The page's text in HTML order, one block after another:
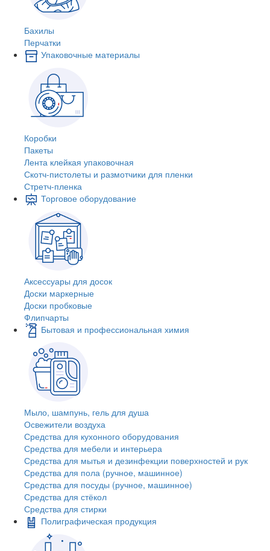
Бахилы
Перчатки
Упаковочные материалы
Коробки
Пакеты
Лента клейкая упаковочная
Скотч-пистолеты и размотчики для пленки
Стретч-пленка
Торговое оборудование
Аксессуары для досок
Доски маркерные
Доски пробковые
Флипчарты
Бытовая и профессиональная химия
Мыло, шампунь, гель для душа
Освежители воздуха
Средства для кухонного оборудования
Средства для мебели и интерьера
Средства для мытья и дезинфекции поверхностей и рук
Средства для пола (ручное, машинное)
Средства для посуды (ручное, машинное)
Средства для стёкол
Средства для стирки
Полиграфическая продукция